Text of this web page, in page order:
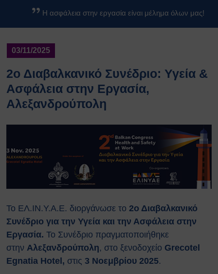
Βασικοί Κανόνες Ασφαλείας
Κανονισμός Χημικών
Εργαστηρίων
Κανονισμός Βιολογικών
Εργαστηρίων
Κανονισμός Αθλητικών
Εγκαταστάσεων
Διαδικασίες Ασφαλείας
Σχέδια Έκτακτης Ανάγκης
Σχέδιο Εκκένωσης του
κέντρου ΕΚΕΦΕ
Σχέδιο Εκκένωσης
Κτιρίων
Συνοπτικοί Οδηγοί ΥΑΕ
Ακτινοβολία
Βιολογικοί παράγοντες
Εκτίμηση Eπαγγελματικού
Η ασφάλεια στην εργασία είναι μέλημα όλων μας!
03/11/2025
2ο Διαβαλκανικό Συνέδριο: Υγεία &
Ασφάλεια στην Εργασία,
Αλεξανδρούπολη
Το ΕΛ.ΙΝ.Υ.Α.Ε. διοργάνωσε το2ο Διαβαλκανικό
Συνέδριο για την Υγεία και την Ασφάλεια στην
Εργασία. Το Συνέδριο πραγματοποιήθηκε
στηνΑλεξανδρούπολη, στο ξενοδοχείο Grecotel
Egnatia Hotel, στις3 Νοεμβρίου 2025.